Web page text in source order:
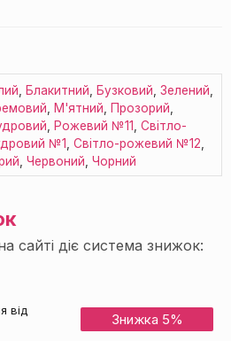
Блакитний Бузковий ,Зелений
М'ятний Прозорий
Рожевий №11 ,Світло-
№1
,Світло-рожевий №12
,Червоний ,Чорний
сайті діє система знижок:
від
Знижка 5%